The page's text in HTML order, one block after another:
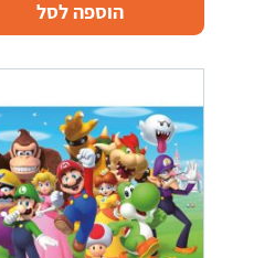
הוספה לסל